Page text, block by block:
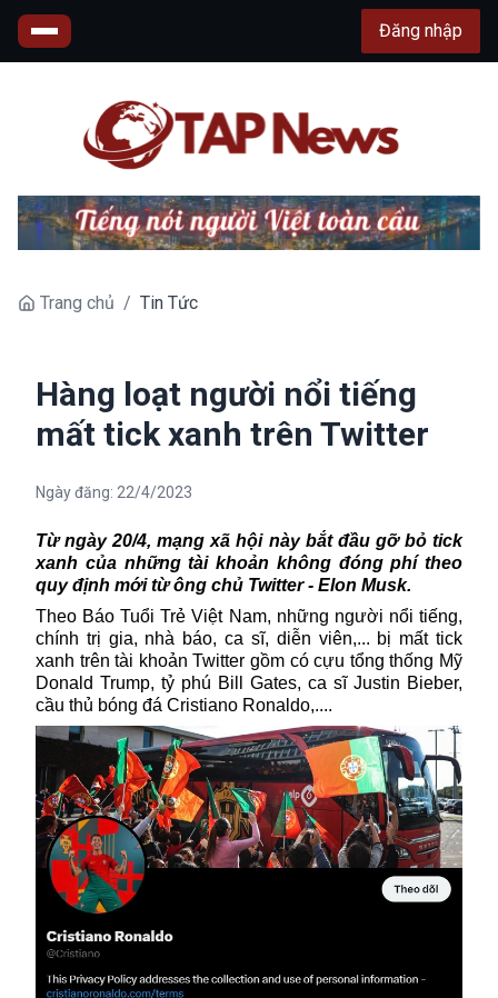
Đăng nhập
Trang chủ / Tin Tức
Hàng loạt người nổi tiếng
mất tick xanh trên Twitter
Ngày đăng: 22/4/2023
Từ ngày 20/4, mạng xã hội này bắt đầu gỡ bỏ tick
xanh của những tài khoản không đóng phí theo
quy định mới từ ông chủ Twitter - Elon Musk.
Theo Báo Tuổi Trẻ Việt Nam, những người nổi tiếng,
chính trị gia, nhà báo, ca sĩ, diễn viên,... bị mất tick
xanh trên tài khoản Twitter gồm có cựu tổng thống Mỹ
Donald Trump, tỷ phú Bill Gates, ca sĩ Justin Bieber,
cầu thủ bóng đá Cristiano Ronaldo,....